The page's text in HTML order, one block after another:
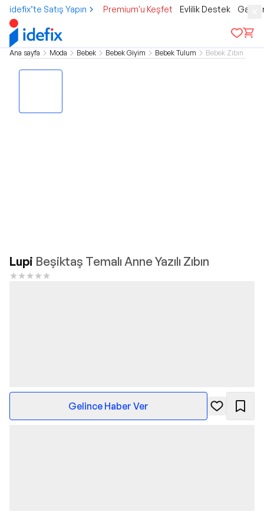
idefix’te Satış Yapın Premium'u Keşfet Evlilik Destek
Ana sayfa Moda Bebek Bebek Giyim Bebek Tulum Bebek Zıbın
Lupi Beşiktaş Temalı Anne Yazılı Zıbın
Gelince Haber Ver